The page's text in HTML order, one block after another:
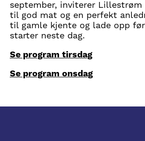
september, inviterer
til god mat og en perfekt
til gamle kjente og lade opp
starter neste dag.
Se program tirsdag
Se program onsdag